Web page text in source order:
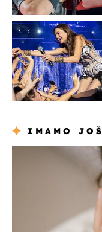
IMAMO JOŠ
moda & ljepota